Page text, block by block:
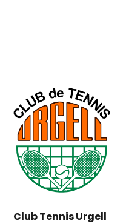
Club Tennis Urgell